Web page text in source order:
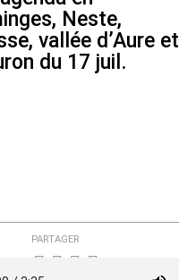
Neste,
vallée d’Aure et
du 17 juil.
PARTAGER